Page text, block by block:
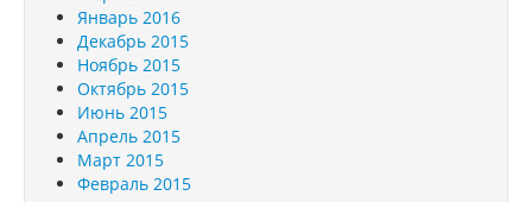
Январь 2016
Декабрь 2015
Ноябрь 2015
Октябрь 2015
Июнь 2015
Апрель 2015
Март 2015
Февраль 2015